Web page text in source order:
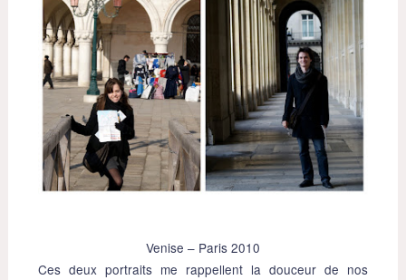
Venise – Paris 2010
Ces deux portraits me rappellent la douceur de nos